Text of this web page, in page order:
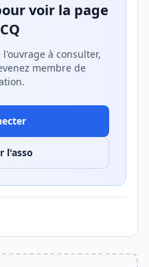
voir la page
à consulter,
membre de
l'asso